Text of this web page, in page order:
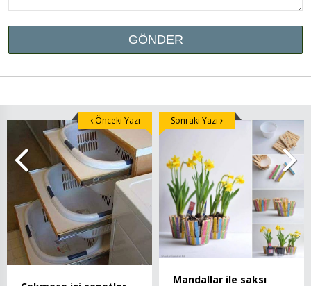
Önceki Yazı
Mandallar ile saksı
Sonraki Yazı